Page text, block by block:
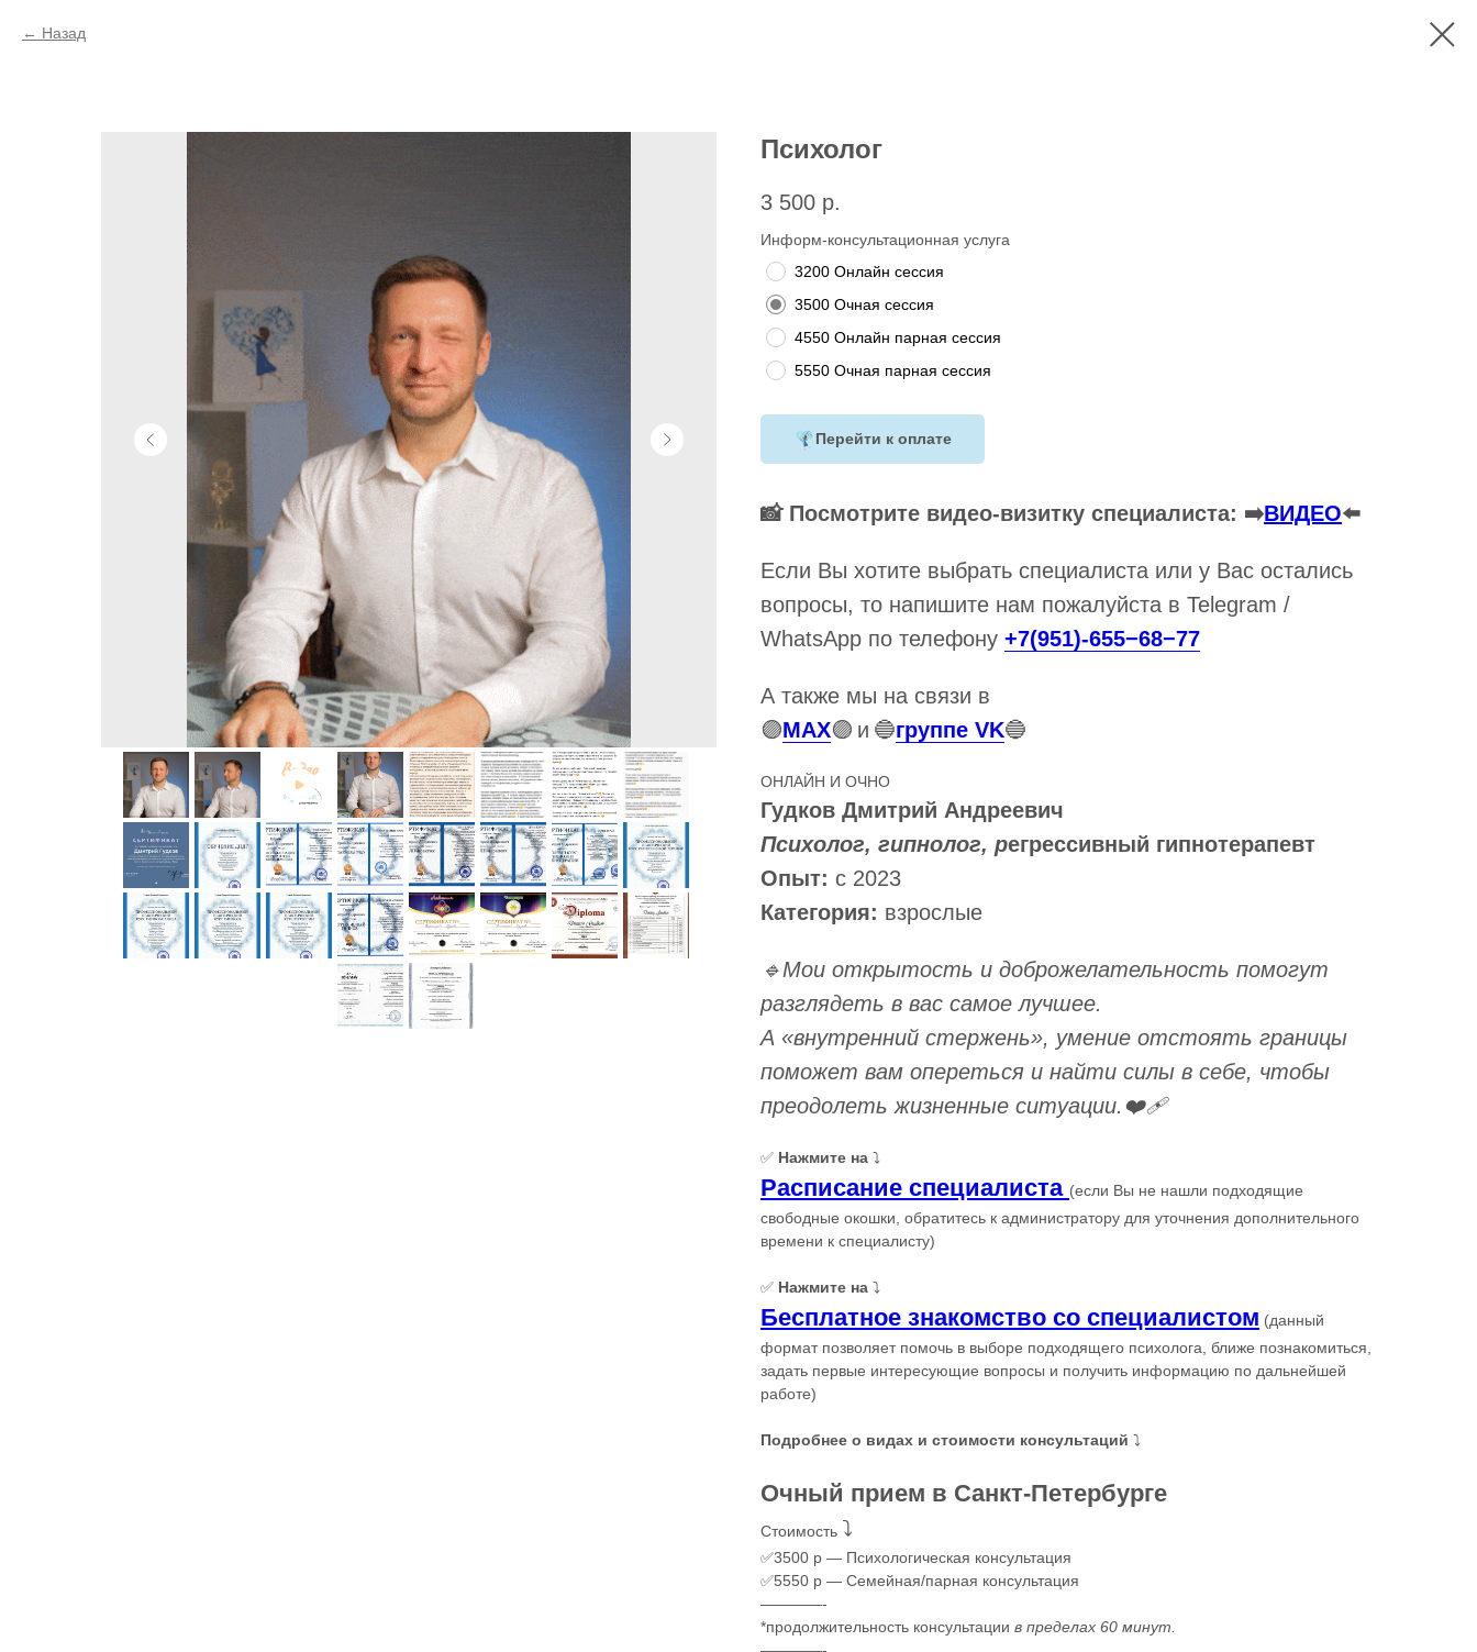
Назад
Психолог
3 500 р.
Информ-консультационная услуга
3200 Онлайн сессия
3500 Очная сессия
4550 Онлайн парная сессия
5550 Очная парная сессия
Перейти к оплате
📸 Посмотрите видео-визитку специалиста: ➡️ВИДЕО⬅️
Если Вы хотите выбрать специалиста или у Вас остались
вопросы, то напишите нам пожалуйста в Telegram /
WhatsApp по телефону +7(951)-655−68−77
А также мы на связи в
🟣MAX🟣 и 🔵группе VK🔵
ОНЛАЙН И ОЧНО
Гудков Дмитрий Андреевич
Психолог, гипнолог, регрессивный гипнотерапевт
Опыт: с 2023
Категория: взрослые
🔹Мои открытость и доброжелательность помогут
разглядеть в вас самое лучшее.
А «внутренний стержень», умение отстоять границы
поможет вам опереться и найти силы в себе, чтобы
преодолеть жизненные ситуации.❤️‍🩹
✅ Нажмите на ⤵️
Расписание специалиста (если Вы не нашли подходящие
свободные окошки, обратитесь к администратору для уточнения дополнительного
времени к специалисту)
✅ Нажмите на ⤵️
Бесплатное знакомство со специалистом (данный
формат позволяет помочь в выборе подходящего психолога, ближе познакомиться,
задать первые интересующие вопросы и получить информацию по дальнейшей
работе)
Подробнее о видах и стоимости консультаций ⤵️
Очный прием в Санкт-Петербурге
Стоимость ⤵️
✅3500 р — Психологическая консультация
✅5550 р — Семейная/парная консультация
————-
*продолжительность консультации в пределах 60 минут.